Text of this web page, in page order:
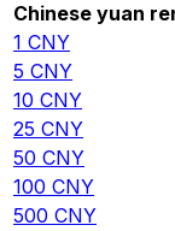
Chinese yuan
1 CNY
5 CNY
10 CNY
25 CNY
50 CNY
100 CNY
500 CNY